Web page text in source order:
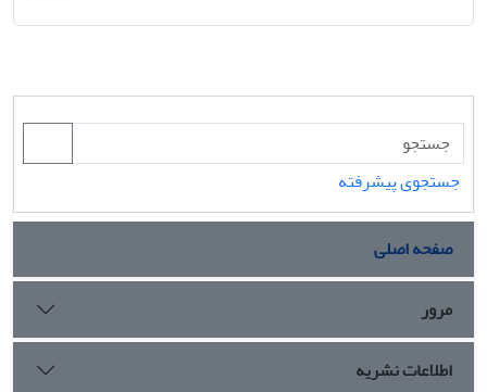
جستجوی پیشرفته
صفحه اصلی
مرور
اطلاعات نشریه